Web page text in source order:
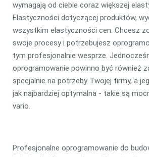
wymagają od ciebie coraz większej
Elastyczności dotyczącej produktów,
wszystkim elastyczności cen. Chcesz
swoje procesy i potrzebujesz
tym profesjonalnie wesprze.
oprogramowanie powinno być również
specjalnie na potrzeby Twojej firmy, a
jak najbardziej optymalna - takie są
vario.
Profesjonalne oprogramowanie do